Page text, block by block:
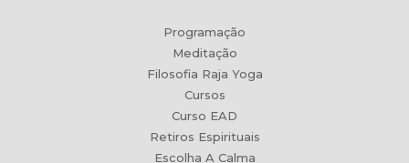
Programação
Meditação
Filosofia Raja Yoga
Cursos
Curso EAD
Retiros Espirituais
Escolha A Calma